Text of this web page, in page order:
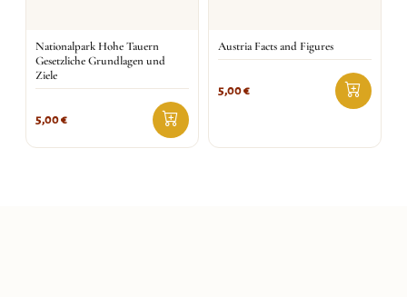
Nationalpark Hohe Tauern
Gesetzliche Grundlagen und
Ziele
5,00€
Austria Facts and Figures
5,00€